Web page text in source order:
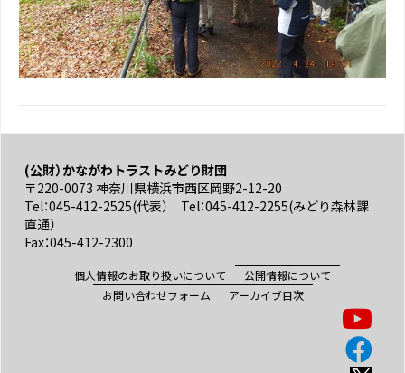
(公財）かながわトラストみどり財団
〒220-0073 神奈川県横浜市西区岡野2-12-20
Tel：045-412-2525(代表） Tel：045-412-2255(みどり森林課
直通）
Fax：045-412-2300
個人情報のお取り扱いについて
公開情報について
お問い合わせフォーム
アーカイブ目次